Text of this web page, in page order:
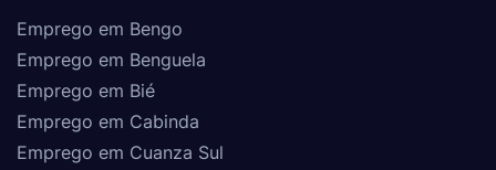
Emprego em Bengo
Emprego em Benguela
Emprego em Bié
Emprego em Cabinda
Emprego em Cuanza Sul